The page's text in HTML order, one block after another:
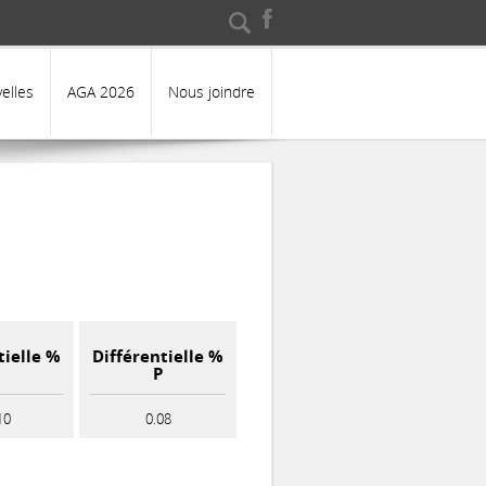
de
AGA 2026 Nous joindre
% Différentielle %
P
0.08